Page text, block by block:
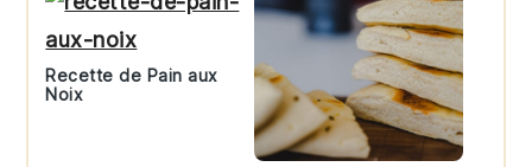
Recette de Pain aux
Noix